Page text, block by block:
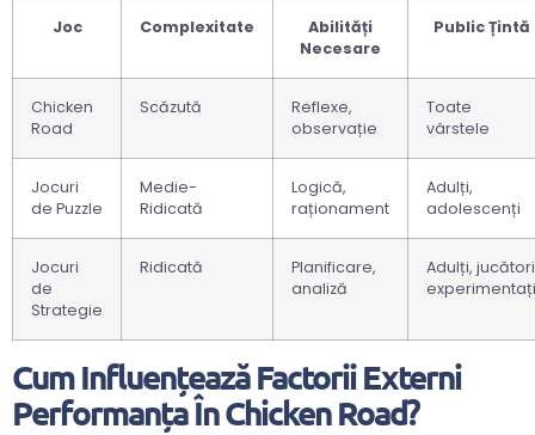
Joc Complexitate
Abilități
Necesare
Public Țintă
Chicken
Road
Scăzută
Reflexe,
observație
Toate
vârstele
Jocuri
de Puzzle
Medie-
Ridicată
Logică,
raționament
Adulți,
adolescenți
Jocuri
de
Strategie
Ridicată
Planificare,
analiză
Adulți, jucători
experimentați
Cum Influențează Factorii Externi
Performanța În Chicken Road?